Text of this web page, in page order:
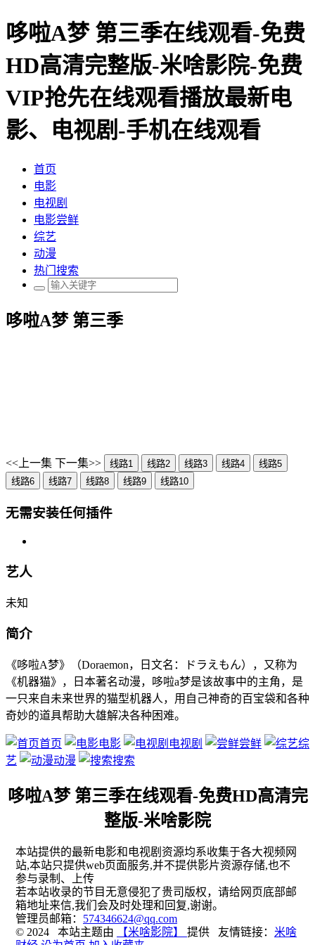
哆啦A梦 第三季在线观看-免费
HD高清完整版-米啥影院-免费
VIP抢先在线观看播放最新电
影、电视剧-手机在线观看
首页
电影
电视剧
电影尝鲜
综艺
动漫
热门搜索
哆啦A梦 第三季
<<上一集 下一集>> 线路1 线路2 线路3 线路4
线路5
线路6
线路7 线路8 线路9 线路10
无需安装任何插件
艺人
未知
简介
《哆啦A梦》（Doraemon，日文名：ドラえもん），又称为
《机器猫》，日本著名动漫，哆啦a梦是该故事中的主角，是
一只来自未来世界的猫型机器人，用自己神奇的百宝袋和各种
奇妙的道具帮助大雄解决各种困难。
首页 电影 电视剧 尝鲜
综
艺
动漫 搜索
哆啦A梦 第三季在线观看-免费HD高清完
整版-米啥影院
本站提供的最新电影和电视剧资源均系收集于各大视频网
站,本站只提供web页面服务,并不提供影片资源存储,也不
参与录制、上传
若本站收录的节目无意侵犯了贵司版权，请给网页底部邮
箱地址来信,我们会及时处理和回复,谢谢。
管理员邮箱： 574346624@qq.com
© 2024 本站主题由
【米啥影院】 提供 友情链接： 米啥